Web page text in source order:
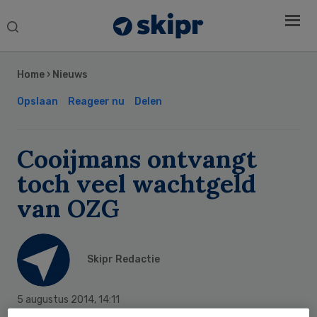
Search
Home › Nieuws
Opslaan Reageer nu Delen
Cooijmans ontvangt
toch veel wachtgeld
van OZG
Skipr Redactie
5 augustus 2014, 14:11
Sidebar